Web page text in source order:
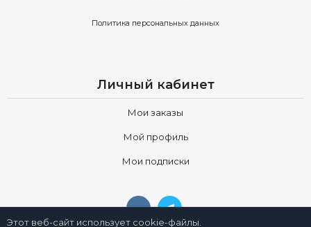
Политика персональных данных
Личный кабинет
Мои заказы
Мой профиль
Мои подписки
Этот веб-сайт использует cookie-файлы.